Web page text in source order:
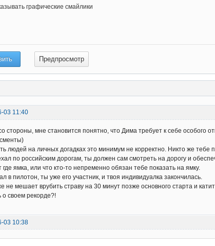
графические смайлики
03 11:40
стороны, мне становится понятно, что Дима требует к себе особого
людей на личных догадках это минимум не корректно. Никто же тебе
по российским дорогам, ты должен сам смотреть на дорогу и
где ямка, или что кто-то непременно обязан тебе показать на ямку.
в пилотон, ты уже его участник, и твоя индивидуалка закончилась.
не мешает врубить страву на 30 минут позже основного старта и
о своем рекорде?!
03 10:38